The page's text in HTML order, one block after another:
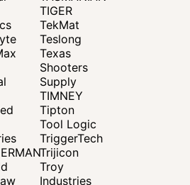
TIGER
TekMat
Teslong
Texas
Shooters
Supply
TIMNEY
Tipton
Tool Logic
TriggerTech
Trijicon
Troy
Industries